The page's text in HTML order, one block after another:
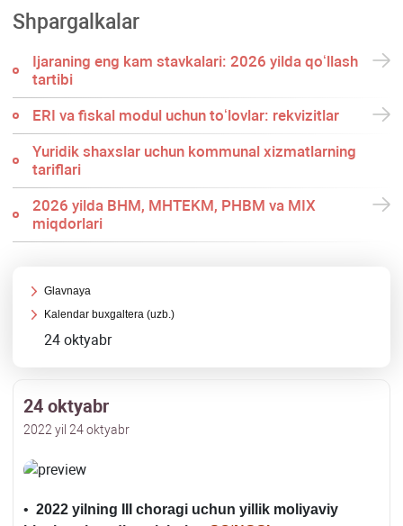
Shpargalkalar
Ijaraning eng kam stavkalari: 2026 yilda qoʻllash
tartibi
ERI va fiskal modul uchun toʻlovlar: rekvizitlar
Yuridik shaхslar uchun kommunal хizmatlarning
tariflari
2026 yilda BHM, MHTEKM, PHBM va MIX
miqdorlari
Glavnaya
Kalendar buхgaltera (uzb.)
24 oktyabr
24 oktyabr
2022 yil 24 oktyabr
• 2022 yilning III choragi uchun yillik moliyaviy